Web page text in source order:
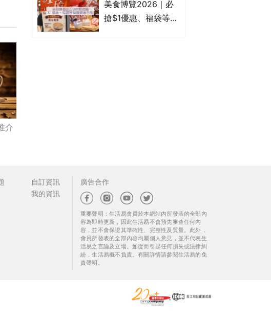
介
生Johnson's等｜測
美食博覽2026｜必
搶$1優惠、福袋等精
自訂資訊
我的資訊
廣告合作
重要聲明：生活易會員於本網站內所發表的全部內
容為即時更新，因此生活易不會預先審查任何內
容，並不會保證其準確性、完整性及質量。此外，
會員所發表的全部內容均屬個人意見，並不代表生
活易之言論及立場。如從而引起任何損失或法律糾
紛，生活易概不負責。有關詳情請參閱生活易的免
責聲明。